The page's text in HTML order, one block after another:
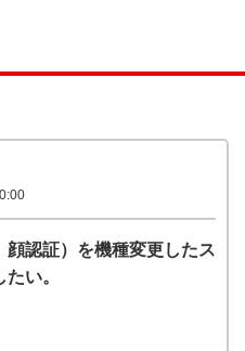
顔認証）を機種変更したス
い。